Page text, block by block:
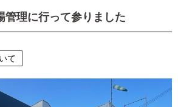
管理に行って参りました
て